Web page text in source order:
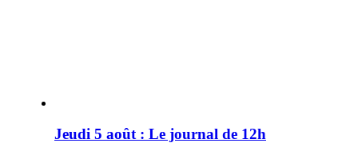
Jeudi 5 août : Le journal de 12h